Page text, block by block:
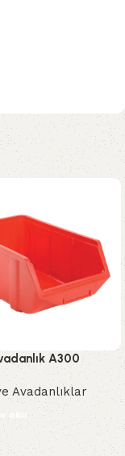
A300
Avadanlıklar
oku